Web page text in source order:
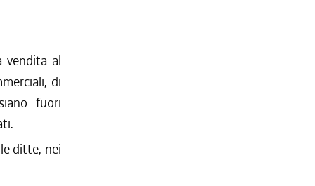
vendita al
di
fuori
ditte, nei